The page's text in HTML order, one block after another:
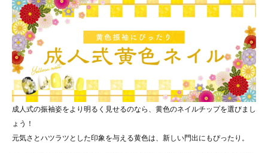
成人式の振袖姿をより明るく見せるのなら、黄色のネイルチップを選びまし
ょう！
元気さとハツラツとした印象を与える黄色は、新しい門出にもぴったり。